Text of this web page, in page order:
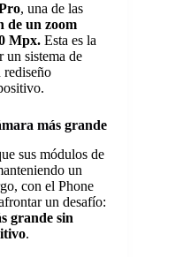
, una de las
de un zoom
Mpx. Esta es la
un sistema de
rediseño
más grande
sus módulos de
un
con el Phone
un desafío:
grande sin
.